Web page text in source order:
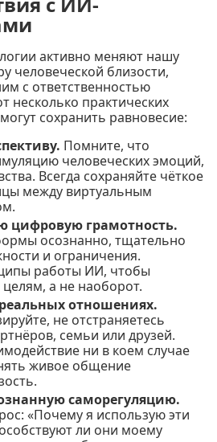
активно меняют нашу
человеческой близости,
с ответственностью
несколько практических
сохранить равновесие:
Помните, что
человеческих эмоций,
Всегда сохраняйте чёткое
между виртуальным
цифровую грамотность.
осознанно, тщательно
и ограничения.
работы ИИ, чтобы
а не наоборот.
отношениях.
не отстраняетесь
семьи или друзей.
ни в коем случае
живое общение
саморегуляцию.
«Почему я использую эти
ли они моему